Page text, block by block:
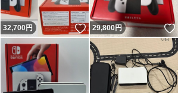
いいね！
32,700円 いいね！
29,800円